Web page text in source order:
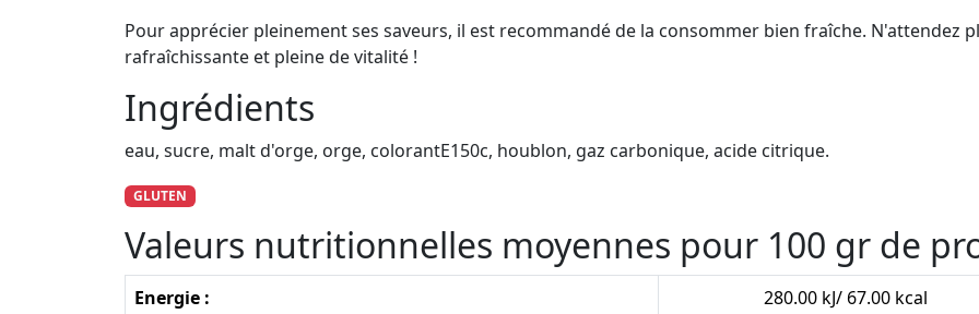
Pour apprécier pleinement ses saveurs, il est recommandé de la consommer bien fraîche. N'attendez
rafraîchissante et pleine de vitalité !
Ingrédients
eau, sucre, malt d'orge, orge, colorantE150c, houblon, gaz carbonique, acide citrique.
GLUTEN
Valeurs nutritionnelles moyennes pour 100 gr de
Energie :
280.00 kJ/ 67.00 kcal